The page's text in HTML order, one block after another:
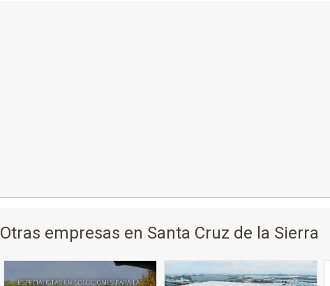
Otras empresas en Santa Cruz de la Sierra